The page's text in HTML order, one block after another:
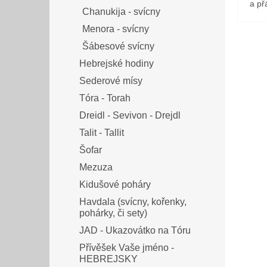
Chanukija - svícny
Menora - svícny
Šábesové svícny
Hebrejské hodiny
Sederové mísy
Tóra - Torah
Dreidl - Sevivon - Drejdl
Talit - Tallit
Šofar
Mezuza
Kidušové poháry
Havdala (svícny, kořenky,
pohárky, či sety)
JAD - Ukazovátko na Tóru
Přívěšek Vaše jméno -
HEBREJSKY
a